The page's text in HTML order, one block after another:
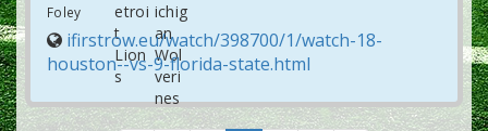
Foley
ifirstrow.eu/watch/398700/1/watch-18-
houston--vs-9-florida-state.html